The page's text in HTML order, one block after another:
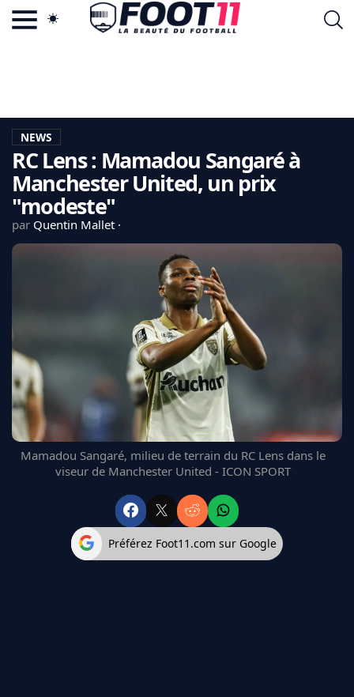
LA CHARTE
VIE PRIVÉE
CGU
CONTACTEZ-NOUS
REAL MADRID
FC BARCELONE
MANCHESTER UNITED
CHELSEA
ARSENAL
L'AVIS DE LA RÉDAC'
NEWS
RC Lens : Mamadou Sangaré à
Manchester United, un prix
"modeste"
par Quentin Mallet
Mamadou Sangaré, milieu de terrain du RC Lens dans le
viseur de Manchester United - ICON SPORT
Préférez Foot11.com sur Google